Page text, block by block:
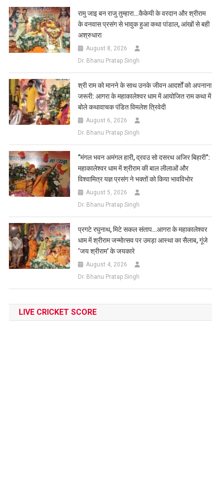
List
रामु जाइ बन राजु तुम्हारा…कैकेयी के वरदान और श्रीराम
के वनवास प्रसंग से भावुक हुआ कथा पांडाल, आंखों से बही
अश्रुधारा
August 8, 2026
Dr. Bhanu Pratap Singh
​श्री राम को मानने के साथ उनके जीवन आदर्शों को अपनाना
जरूरी: आगरा के महाकालेश्वर धाम में आयोजित राम कथा में
बोले कथावाचक पंडित विमलेश त्रिवेदी
August 6, 2026
Dr. Bhanu Pratap Singh
​”मंगल भवन अमंगल हारी, द्रवउ सो दसरथ अजिर बिहारी”:
महाकालेश्वर धाम में श्रीराम की बाल लीलाओं और
विश्वामित्र यज्ञ प्रसंग ने भक्तों को किया भावविभोर
August 5, 2026
Dr. Bhanu Pratap Singh
प्रगटे रघुनाथ, मिटे सकल संताप…आगरा के महाकालेश्वर
धाम में श्रीराम जन्मोत्सव पर उमड़ा आस्था का सैलाब, गूंजे
‘जय श्रीराम’ के जयकारे
August 4, 2026
Dr. Bhanu Pratap Singh
LIVE CRICKET SCORE